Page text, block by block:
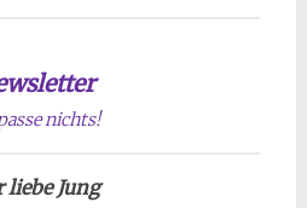
nichts!
liebe Jung